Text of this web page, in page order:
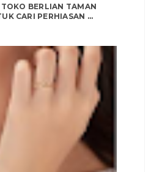
BERLIAN TAMAN
CARI PERHIASAN ...